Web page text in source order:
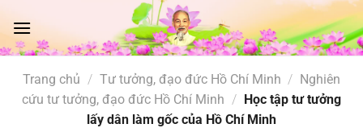
đến
nội
Trang chủ / Tư tưởng, đạo đức Hồ Chí Minh / Nghiên
cứu tư tưởng, đạo đức Hồ Chí Minh / Học tập tư tưởng
lấy dân làm gốc của Hồ Chí Minh